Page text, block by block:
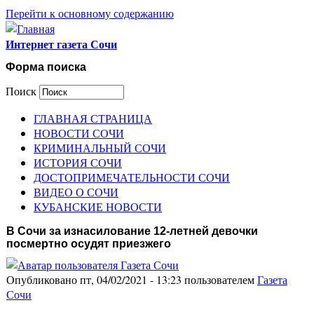
Перейти к основному содержанию
Интернет газета Сочи
Форма поиска
Поиск
ГЛАВНАЯ СТРАНИЦА
НОВОСТИ СОЧИ
КРИМИНАЛЬНЫЙ СОЧИ
ИСТОРИЯ СОЧИ
ДОСТОПРИМЕЧАТЕЛЬНОСТИ СОЧИ
ВИДЕО О СОЧИ
КУБАНСКИЕ НОВОСТИ
В Сочи за изнасилование 12-летней девочки
посмертно осудят приезжего
Опубликовано пт, 04/02/2021 - 13:23 пользователемГазета
Сочи